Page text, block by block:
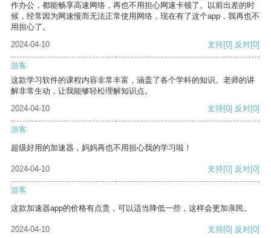
作办公，都能畅享高速网络，再也不用担心网速卡顿了。以前出差的时
候，经常因为网速慢而无法正常使用网络，现在有了这个app，我再也不
用担心了。
2024-04-10
支持[0] 反对[0]
游客
这款学习软件的课程内容非常丰富，涵盖了各个学科的知识。老师的讲
解非常生动，让我能够轻松理解知识点。
2024-04-10
支持[0] 反对[0]
游客
超级好用的加速器，妈妈再也不用担心我的学习啦！
2024-04-10 支持[0] 反对[0]
游客
这款加速器app的价格有点贵，可以适当降低一些，这样会更加亲民。
2024-04-10 支持[0] 反对[0]